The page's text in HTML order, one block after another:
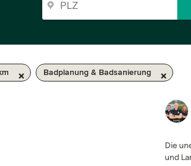
Badplanung & Badsanierung
Die
und